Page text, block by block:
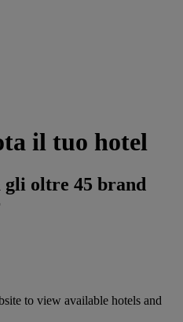
il tuo hotel
oltre 45 brand
to view available hotels and